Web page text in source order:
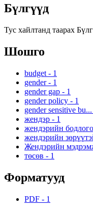
Бүлгүүд
Тус хайлтанд таарах
Шошго
budget - 1
gender - 1
gender gap - 1
gender policy - 1
gender sensitive bu...
жендэр - 1
жендэрийн бодлого
жендэрийн
Жендэрийн
төсөв - 1
Форматууд
PDF - 1